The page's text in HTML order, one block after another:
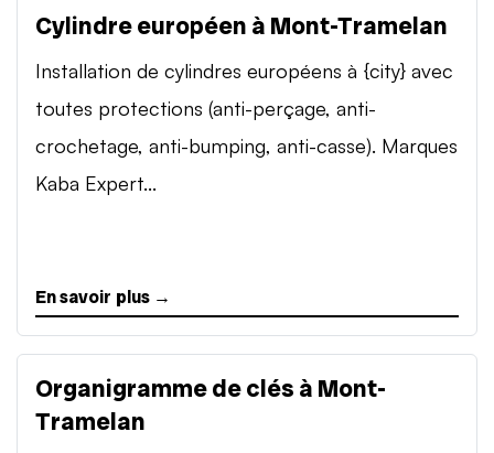
Cylindre européen à Mont-Tramelan
Installation de cylindres européens à {city} avec
toutes protections (anti-perçage, anti-
crochetage, anti-bumping, anti-casse). Marques
Kaba Expert...
En savoir plus →
Organigramme de clés à Mont-
Tramelan